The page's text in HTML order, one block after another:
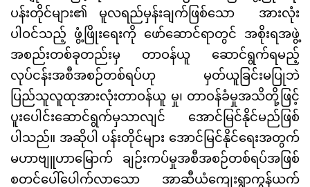
ပန်းတိုင်များ၏ မူလရည်မှန်းချက်ဖြစ်သော အားလုံး
ပါဝင်သည့် ဖွံ့ဖြိုးရေးကို ဖော်ဆောင်ရာတွင် အစိုးရအဖွဲ့
အစည်းတစ်ခုတည်းမှ တာဝန်ယူ ဆောင်ရွက်ရမည့်
လုပ်ငန်းအစီအစဉ်တစ်ရပ်ဟု မှတ်ယူခြင်းမပြုဘဲ
ပြည်သူလူထုအားလုံးတာဝန်ယူ မှု၊ တာဝန်ခံမှုအသိတို့ဖြင့်
ပူးပေါင်းဆောင်ရွက်မှသာလျင် အောင်မြင်နိုင်မည်ဖြစ်
ပါသည်။ အဆိုပါ ပန်းတိုင်များ အောင်မြင်နိုင်ရေးအတွက်
မဟာဗျူဟာမြောက် ချဉ်းကပ်မှုအစီအစဉ်တစ်ရပ်အဖြစ်
စတင်ပေါ်ပေါက်လာသော အာဆီယံကျေးရွာကွန်ယက်